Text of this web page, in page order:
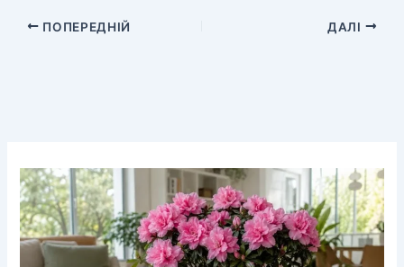
ПОПЕРЕДНІЙ ДАЛІ